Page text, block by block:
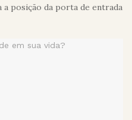
posição da porta de entrada